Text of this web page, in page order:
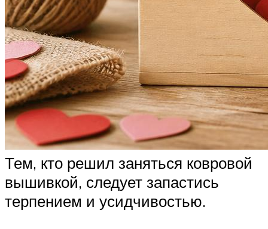
Тем, кто решил заняться ковровой
вышивкой, следует запастись
терпением и усидчивостью.